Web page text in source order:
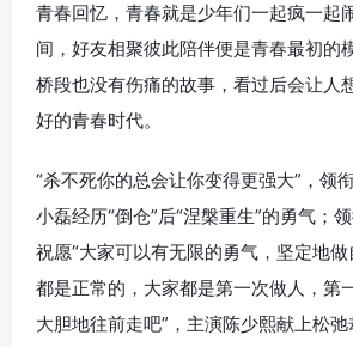
青春回忆，青春就是少年们一起疯一起
间，好友相聚彼此陪伴便是青春最初的
桥段也没有伤痛的故事，看过后会让人
好的青春时代。
“杀不死你的总会让你变得更强大”，领
小磊经历“倒仓”后“涅槃重生”的勇气；
祝愿“大家可以有无限的勇气，坚定地做
都是正常的，大家都是第一次做人，第
大胆地往前走吧”，主演陈少熙献上松